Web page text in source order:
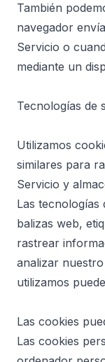
También
navegador
Servicio o
mediante un
Tecnologías de
Utilizamos
similares para
Servicio y
Las tecnologías
balizas web,
rastrear
analizar
utilizamos
Las cookies
Las cookies